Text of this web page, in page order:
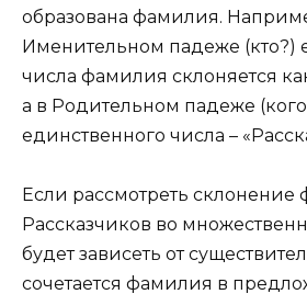
образована фамилия.
Именительном падеже (кто?)
числа фамилия склоняется
а в Родительном падеже
единственного числа –
Если рассмотреть
Рассказчиков во
будет зависеть от
сочетается фамилия в